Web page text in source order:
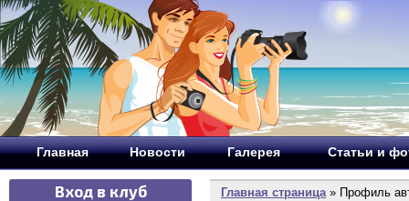
Главная Новости Галерея Статьи и
Вход в клуб Главная страница» Профиль